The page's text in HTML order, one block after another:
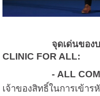
จุดเด่นของ
CLINIC FOR ALL:
- ALL
เจ้าของสิทธิ์ในการเข้า